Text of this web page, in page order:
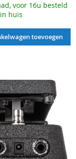
voor 16u besteld
huis
toevoegen
OM
TE
VERGELIJKEN